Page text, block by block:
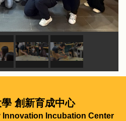
創新育成中心
Innovation Incubation Center